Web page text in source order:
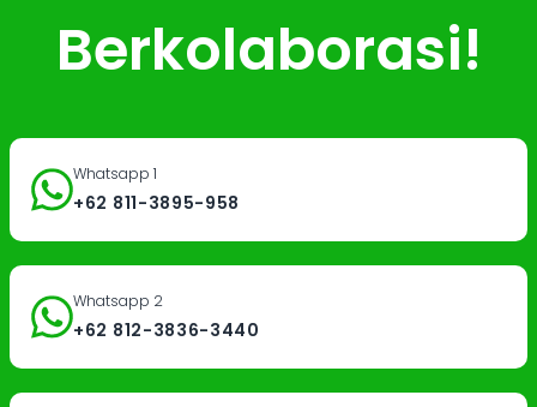
Berkolaborasi!
Whatsapp 1
+62 811-3895-958
Whatsapp 2
+62 812-3836-3440